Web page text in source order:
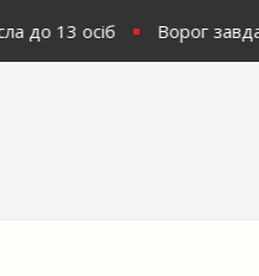
до 13 осіб Ворог